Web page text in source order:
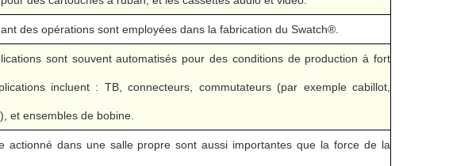
des opérations sont employées dans la fabrication du Swatch®.
sont souvent automatisés pour des conditions de production à fort
incluent : TB, connecteurs, commutateurs (par exemple cabillot,
et ensembles de bobine.
actionné dans une salle propre sont aussi importantes que la force de la